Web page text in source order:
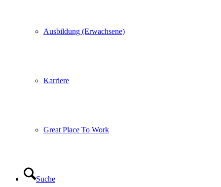
Ausbildung (Erwachsene)
Karriere
Great Place To Work
Suche